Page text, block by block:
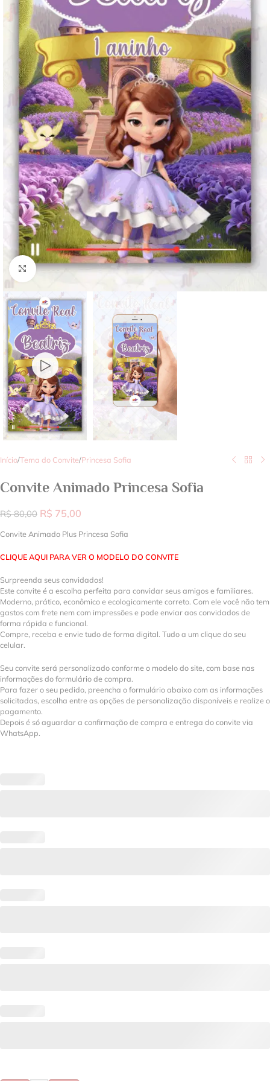
Clique para ampliar
Início/Tema do Convite/Princesa Sofia
Convite Animado Princesa Sofia
R$80,00 R$ 75,00
Convite Animado Plus Princesa Sofia
CLIQUE AQUI PARA VER O MODELO DO CONVITE
Surpreenda seus convidados!
Este convite é a escolha perfeita para convidar seus amigos e familiares.
Moderno, prático, econômico e ecologicamente correto. Com ele você não tem
gastos com frete nem com impressões e pode enviar aos convidados de
forma rápida e funcional.
Compre, receba e envie tudo de forma digital. Tudo a um clique do seu
celular.
Seu convite será personalizado conforme o modelo do site, com base nas
informações do formulário de compra.
Para fazer o seu pedido, preencha o formulário abaixo com as informações
solicitadas, escolha entre as opções de personalização disponíveis e realize o
pagamento.
Depois é só aguardar a confirmação de compra e entrega do convite via
WhatsApp.